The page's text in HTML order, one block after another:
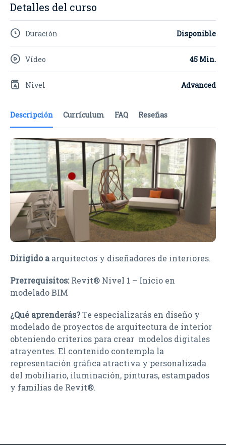
Descripción Currículum FAQ Reseñas
Dirigido aarquitectos y diseñadores de interiores.
Prerrequisitos:Revit® Nivel 1 – Inicio en
modelado BIM
¿Qué aprenderás?Te especializarás en diseño y
modelado de proyectos de arquitectura de interior
obteniendo criterios para crear modelos digitales
atrayentes. El contenido contempla la
representación gráfica atractiva y personalizada
del mobiliario, iluminación, pinturas, estampados
y familias de Revit®.
Detalles del curso
Duración Disponible
Vídeo 45 Min.
Nivel Advanced